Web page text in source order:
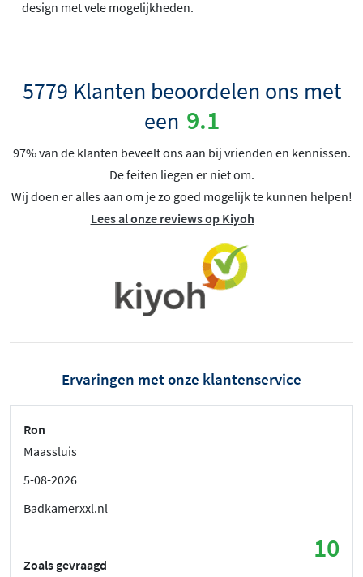
design met vele mogelijkheden.
5779 Klanten beoordelen ons met
een 9.1
97% van de klanten beveelt ons aan bij vrienden en kennissen.
De feiten liegen er niet om.
Wij doen er alles aan om je zo goed mogelijk te kunnen helpen!
Lees al onze reviews op Kiyoh
Ervaringen met onze klantenservice
Ron
Maassluis
5-08-2026
Badkamerxxl.nl
10
Zoals gevraagd